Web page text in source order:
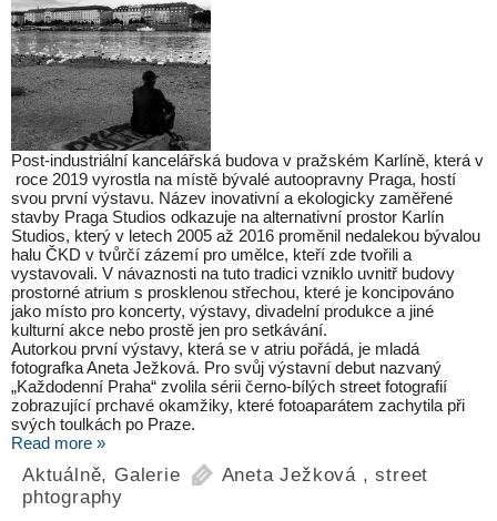
Post-industriální kancelářská budova v pražském Karlíně, která v
roce 2019 vyrostla na místě bývalé autoopravny Praga, hostí
svou první výstavu. Název inovativní a ekologicky zaměřené
stavby Praga Studios odkazuje na alternativní prostor Karlín
Studios, který v letech 2005 až 2016 proměnil nedalekou bývalou
halu ČKD v tvůrčí zázemí pro umělce, kteří zde tvořili a
vystavovali. V návaznosti na tuto tradici vzniklo uvnitř budovy
prostorné atrium s prosklenou střechou, které je koncipováno
jako místo pro koncerty, výstavy, divadelní produkce a jiné
kulturní akce nebo prostě jen pro setkávání.
Autorkou první výstavy, která se v atriu pořádá, je mladá
fotografka Aneta Ježková. Pro svůj výstavní debut nazvaný
„Každodenní Praha“ zvolila sérii černo-bílých street fotografií
zobrazující prchavé okamžiky, které fotoaparátem zachytila při
svých toulkách po Praze.
Read more »
Aktuálně, Galerie Aneta Ježková ,street
phtography